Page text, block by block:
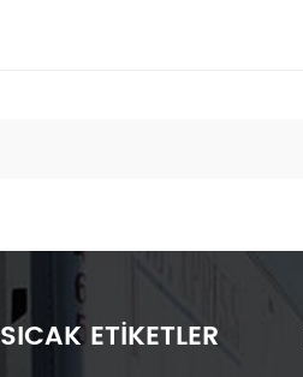
SICAK ETIKETLER